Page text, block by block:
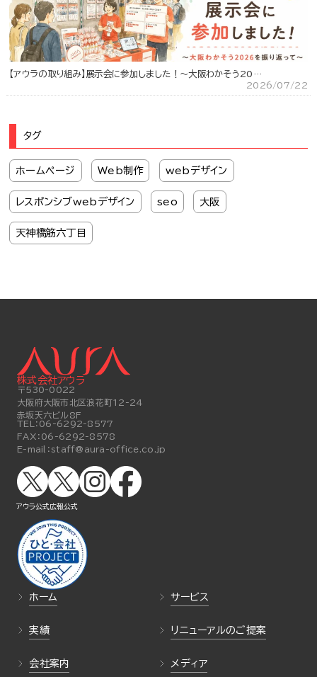
【アウラの取り組み】展示会に参加しました！～大阪わかそう20…
2026/07/22
タグ
ホームページ Web制作 webデザイン
レスポンシブwebデザイン seo 大阪
天神橋筋六丁目
ホーム サービス
実績 リニューアルのご提案
会社案内 メディア
株式会社アウラ
〒530-0022
大阪府大阪市北区浪花町12-24
赤坂天六ビル8F
TEL： 06-6292-8577
FAX： 06-6292-8578
E-mail： staff@aura-office.co.jp
アウラ公式広報公式